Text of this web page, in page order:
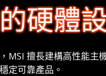
硬體
MSI 擅長建構高性能主
定可靠產品。